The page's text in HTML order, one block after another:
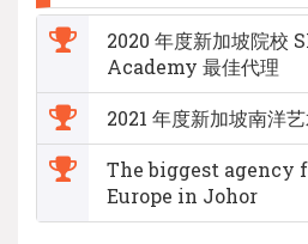
2020 年度新加坡院校
Academy 最佳代理
2021 年度新加坡南洋
The biggest agency
Europe in Johor